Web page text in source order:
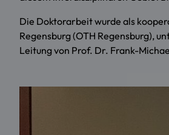
Die Doktorarbeit wurde als
Regensburg (OTH Regensburg),
Leitung von Prof. Dr. Frank-